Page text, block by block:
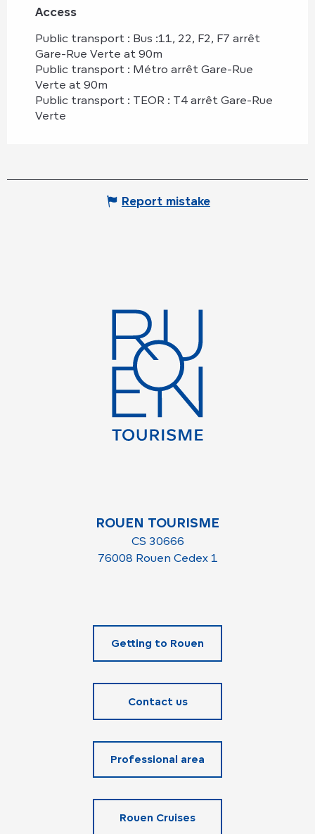
Access
Access
Public transport : Bus :11, 22, F2, F7 arrêt
Gare-Rue Verte at 90m
Public transport : Métro arrêt Gare-Rue
Verte at 90m
Public transport : TEOR : T4 arrêt Gare-Rue
Verte
Report mistake
ROUEN TOURISME
CS 30666
76008 Rouen Cedex 1
Getting to Rouen
Contact us
Professional area
Rouen Cruises